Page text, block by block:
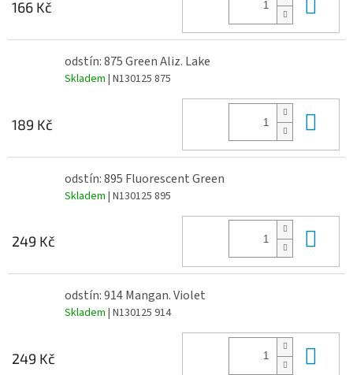
166 Kč
odstín: 875 Green Aliz. Lake
Skladem | N130125 875
189 Kč
odstín: 895 Fluorescent Green
Skladem | N130125 895
249 Kč
odstín: 914 Mangan. Violet
Skladem | N130125 914
249 Kč